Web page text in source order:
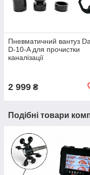
Пневматичний вантуз
D-10-A для прочистки
каналізації
2 999 ₴
Подібні товари